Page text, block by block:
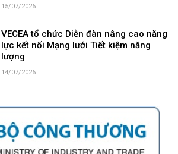
15/07/2026
VECEA tổ chức Diễn đàn nâng cao năng
lực kết nối Mạng lưới Tiết kiệm năng
lượng
14/07/2026